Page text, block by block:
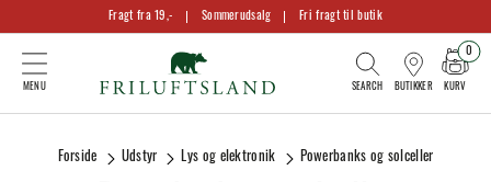
Fragt fra 19,- Sommerudsalg Fri fragt til butik
BUTIKKER KURV
0
Forside Udstyr Lys og elektronik Powerbanks og solceller